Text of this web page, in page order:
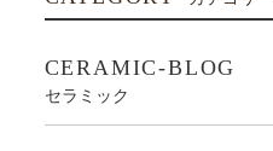
CERAMIC-BLOG
セラミック